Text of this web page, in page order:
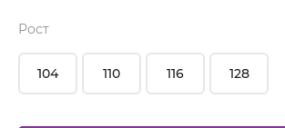
Рост
104 110 116 128